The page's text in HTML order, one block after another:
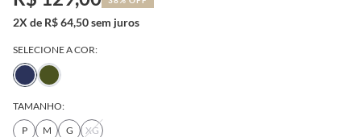
2X de R$ 64,50 sem juros
SELECIONE A COR:
TAMANHO:
P
M G XG